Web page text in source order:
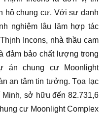
hộ chung cư. Với sự danh
nghiệm lâu lăm hợp tác
Incons, nhà thầu cam
đảm bảo chất lượng trong
án chung cư Moonlight
an tâm tin tưởng. Tọa lạc
sở hữu đến 82.731,6
cư Moonlight Complex